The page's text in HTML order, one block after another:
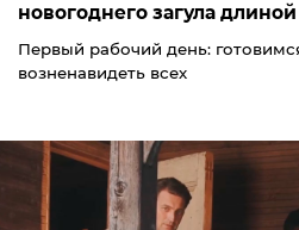
новогоднего загула
Первый рабочий день:
возненавидеть всех